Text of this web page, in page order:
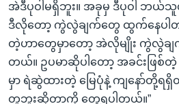
အဲဒီပုဝါမရှိဘူး။ အခုမှ ဒီပုဝါ ဘယ်
ဒီလိုတော့ ကွဲလွဲချက်တွေ ထွက်နေပါတ
တဲ့ဟာတွေမှာတော့ အဲလိုမျိုး ကွဲလွဲချ
တယ်။ ဥပမာဆိုပါတော့ အခင်းဖြစ်တဲ့
မှာ ရဲဆွဲထားတဲ့ မြေပုံနဲ့ ကျနော်တို့ရရှိ
တူဘူးဆိုတာကို တွေ့ရပါတယ်။”